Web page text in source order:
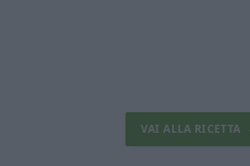
VAI ALLA RICETTA